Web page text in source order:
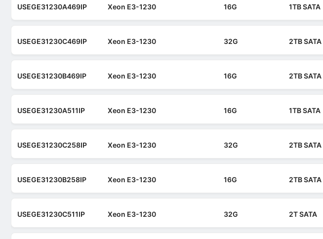
USEGE31230A469IP Xeon E3-1230 16G 1TB SATA
USEGE31230C469IP Xeon E3-1230 32G 2TB SATA
USEGE31230B469IP Xeon E3-1230 16G 2TB SATA
USEGE31230A511IP Xeon E3-1230 16G 1TB SATA
USEGE31230C258IP Xeon E3-1230 32G 2TB SATA
USEGE31230B258IP Xeon E3-1230 16G 2TB SATA
USEGE31230C511IP Xeon E3-1230 32G 2T SATA